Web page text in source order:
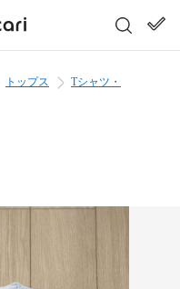
トップス
Tシャツ・